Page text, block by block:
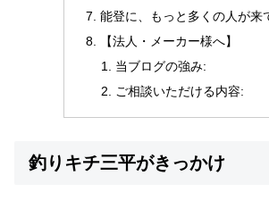
能登に、もっと多くの人が来
【法人・メーカー様へ】
当ブログの強み:
ご相談いただける内容:
釣りキチ三平がきっかけ